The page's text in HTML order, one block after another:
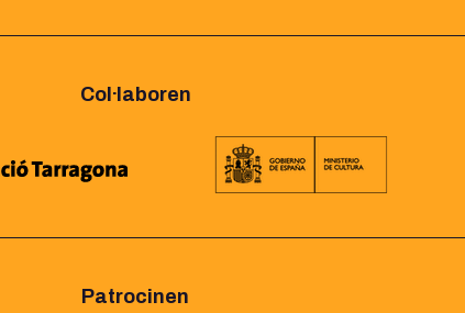
Col·laboren
Patrocinen